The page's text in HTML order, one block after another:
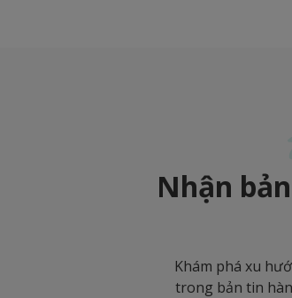
Nhận
Khám phá xu
trong bản tin